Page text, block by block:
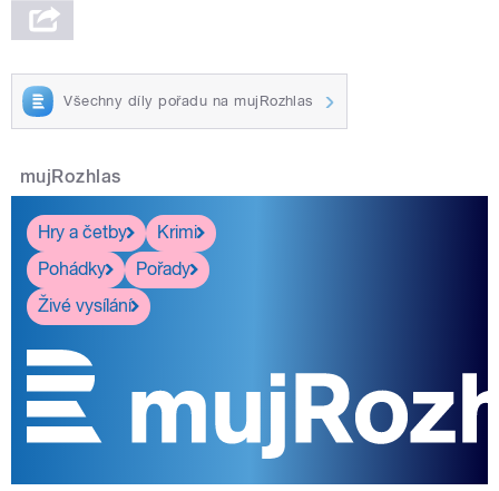
Všechny díly pořadu na mujRozhlas
mujRozhlas
Hry a četby
Krimi
Pohádky
Pořady
Živé vysílání